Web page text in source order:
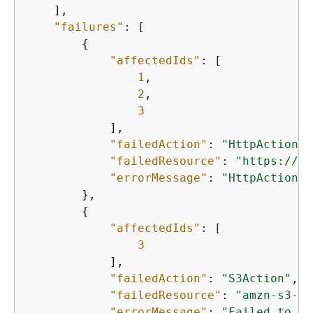
    ],
"failures" : [
{
"affectedIds" : [
1 ,
2 ,
3
            ],
"failedAction" : "HttpAction"
"failedResource" :
"https://
"errorMessage" :
"HttpAction
        },
{
"affectedIds" : [
3
            ],
"failedAction" : "S3Action" ,
"failedResource" :
"amzn-s3-